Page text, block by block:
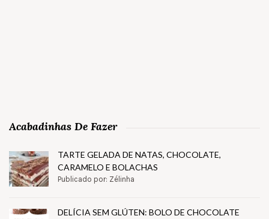
Acabadinhas De Fazer
TARTE GELADA DE NATAS, CHOCOLATE,
CARAMELO E BOLACHAS
Publicado por: Zélinha
DELÍCIA SEM GLÚTEN: BOLO DE CHOCOLATE